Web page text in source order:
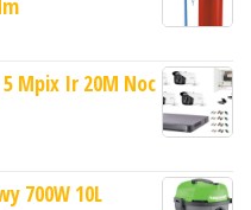
Mpix Ir 20M Noc
700W 10L